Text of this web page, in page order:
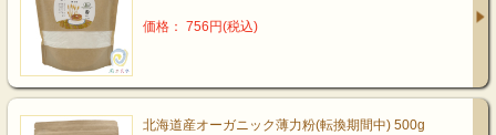
価格： 756円(税込)
北海道産オーガニック薄力粉(転換期間中) 500g